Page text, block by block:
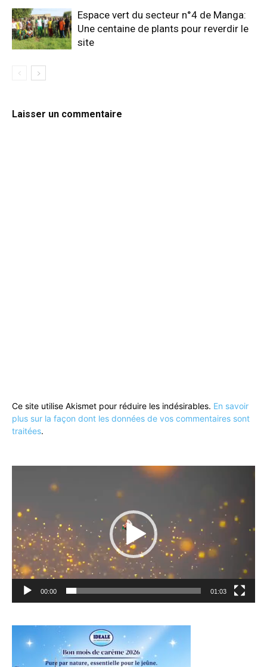
Espace vert du secteur n°4 de Manga:
Une centaine de plants pour reverdir le
site
Laisser un commentaire
Ce site utilise Akismet pour réduire les indésirables. En savoir
plus sur la façon dont les données de vos commentaires sont
traitées.
00:00 01:03